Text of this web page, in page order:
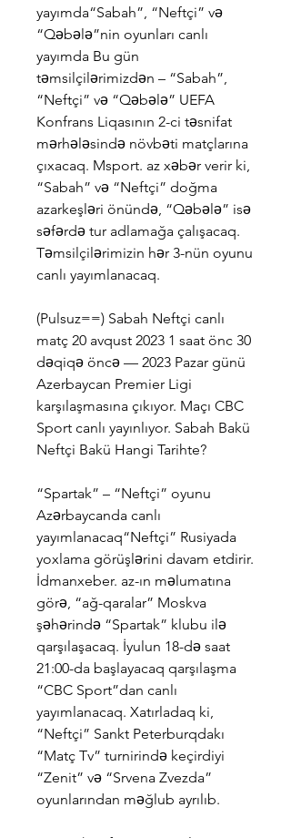
yayımda“Sabah”, “Neftçi” və
“Qəbələ”nin oyunları canlı
yayımda Bu gün
təmsilçilərimizdən – “Sabah”,
“Neftçi” və “Qəbələ” UEFA
Konfrans Liqasının 2-ci təsnifat
mərhələsində növbəti matçlarına
çıxacaq. Msport. az xəbər verir ki,
“Sabah” və “Neftçi” doğma
azarkeşləri önündə, “Qəbələ” isə
səfərdə tur adlamağa çalışacaq.
Təmsilçilərimizin hər 3-nün oyunu
canlı yayımlanacaq.
(Pulsuz==) Sabah Neftçi canlı
matç 20 avqust 2023 1 saat önc 30
dəqiqə öncə — 2023 Pazar günü
Azerbaycan Premier Ligi
karşılaşmasına çıkıyor. Maçı CBC
Sport canlı yayınlıyor. Sabah Bakü
Neftçi Bakü Hangi Tarihte?
“Spartak” – “Neftçi” oyunu
Azərbaycanda canlı
yayımlanacaq“Neftçi” Rusiyada
yoxlama görüşlərini davam etdirir.
İdmanxeber. az-ın məlumatına
görə, “ağ-qaralar” Moskva
şəhərində “Spartak” klubu ilə
qarşılaşacaq. İyulun 18-də saat
21:00-da başlayacaq qarşılaşma
“CBC Sport”dan canlı
yayımlanacaq. Xatırladaq ki,
“Neftçi” Sankt Peterburqdakı
“Matç Tv” turnirində keçirdiyi
“Zenit” və “Srvena Zvezda”
oyunlarından məğlub ayrılıb.